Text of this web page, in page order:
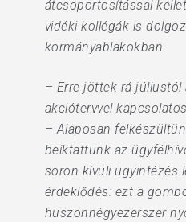
átcsoportosítással
vidéki kollégák is
kormányablakokban.
– Erre jöttek rá júliustól
akciótervvel
– Alaposan
beiktattunk az
soron kívüli ügyintézés
érdeklődés: ezt a
huszonnégyezerszer